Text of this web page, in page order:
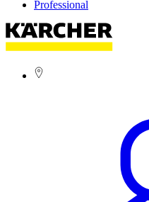
Professional